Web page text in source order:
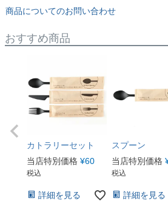
商品についてのお問い合わせ
おすすめ商品
カトラリーセット
当店特別価格 ¥60
税込
詳細を見る
スプーン
当店特別価格
税込
詳細を見る